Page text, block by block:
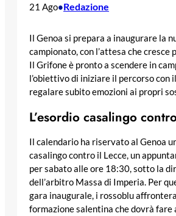
21 Ago•Redazione
Il Genoa si prepara a inaugurare la
campionato, con l’attesa che cresce
Il Grifone è pronto a scendere in
l’obiettivo di iniziare il percorso con
regalare subito emozioni ai propri
L’esordio casalingo
Il calendario ha riservato al Genoa
casalingo contro il Lecce, un
per sabato alle ore 18:30, sotto la
dell’arbitro Massa di Imperia. Per
gara inaugurale, i rossoblu
formazione salentina che dovrà fare